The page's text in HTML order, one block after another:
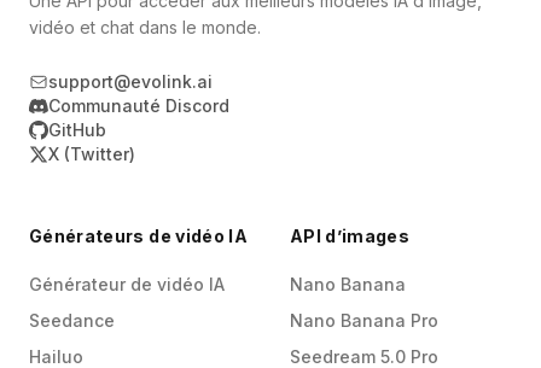
vidéo et chat dans le monde.
support@evolink.ai
Communauté Discord
GitHub
X (Twitter)
Générateurs de vidéo IA
Générateur de vidéo IA
Seedance
Hailuo
API d’images
Nano Banana
Nano Banana Pro
Seedream 5.0 Pro